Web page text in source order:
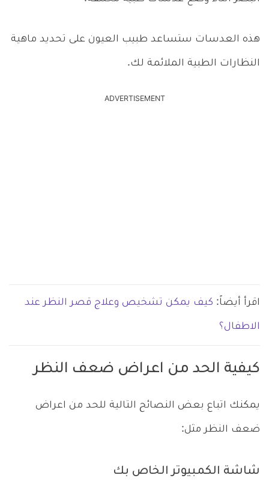
هذه العدسات ستساعد طبيب العيون على تحديد ماهية
النظارات الطبية الملائمة لك.
ADVERTISEMENT
اقرأ أيضاً: كيف يمكن تشخيص وعلاج قصر النظر عند
الاطفال؟
كيفية الحد من اعراض ضعف النظر
يمكنك اتباع بعض النصائح التالية للحد من اعراض
ضعف النظر مثل:
شاشة الكمبيوتر الخاص بك